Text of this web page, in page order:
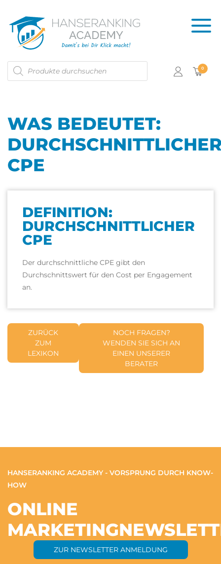
Products
search 0
WAS BEDEUTET:
CPE
DEFINITION:
DURCHSCHNITTLICHER
CPE
Der durchschnittliche CPE gibt den
Durchschnittswert für den Cost per Engagement
an.
ZURÜCK
ZUM
LEXIKON
NOCH FRAGEN?
WENDEN SIE SICH AN
EINEN UNSERER
BERATER
HANSERANKING ACADEMY - VORSPRUNG DURCH KNOW-
HOW
ONLINE
MARKETING
ZUR NEWSLETTER ANMELDUNG